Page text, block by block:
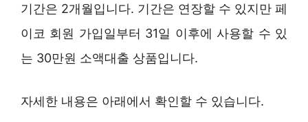
기간은 2개월입니다. 기간은 연장할 수 있지만 페
이코 회원 가입일부터 31일 이후에 사용할 수 있
는 30만원 소액대출 상품입니다.
자세한 내용은 아래에서 확인할 수 있습니다.